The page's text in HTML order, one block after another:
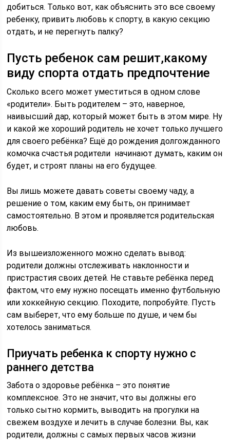
добиться. Только вот, как объяснить это все своему
ребенку, привить любовь к спорту, в какую секцию
отдать, и не перегнуть палку?
Пусть ребенок сам решит,какому
виду спорта отдать предпочтение
Сколько всего может уместиться в одном слове
«родители». Быть родителем – это, наверное,
наивысший дар, который может быть в этом мире. Ну
и какой же хороший родитель не хочет только лучшего
для своего ребёнка? Ещё до рождения долгожданного
комочка счастья родители начинают думать, каким он
будет, и строят планы на его будущее.
Вы лишь можете давать советы своему чаду, а
решение о том, каким ему быть, он принимает
самостоятельно. В этом и проявляется родительская
любовь.
Из вышеизложенного можно сделать вывод:
родители должны отслеживать наклонности и
пристрастия своих детей. Не ставьте ребёнка перед
фактом, что ему нужно посещать именно футбольную
или хоккейную секцию. Походите, попробуйте. Пусть
сам выберет, что ему больше по душе, и чем бы
хотелось заниматься.
Приучать ребенка к спорту нужно с
раннего детства
Забота о здоровье ребёнка – это понятие
комплексное. Это не значит, что вы должны его
только сытно кормить, выводить на прогулки на
свежем воздухе и лечить в случае болезни. Вы, как
родители, должны с самых первых часов жизни